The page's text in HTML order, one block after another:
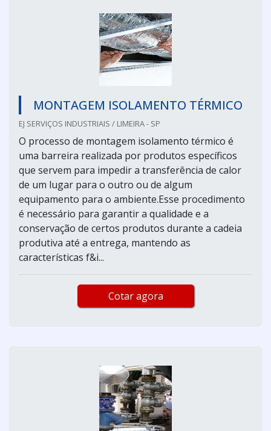
MONTAGEM ISOLAMENTO TÉRMICO
EJ SERVIÇOS INDUSTRIAIS / LIMEIRA - SP
O processo de montagem isolamento térmico é
uma barreira realizada por produtos específicos
que servem para impedir a transferência de calor
de um lugar para o outro ou de algum
equipamento para o ambiente.Esse procedimento
é necessário para garantir a qualidade e a
conservação de certos produtos durante a cadeia
produtiva até a entrega, mantendo as
características f&i...
Cotar agora